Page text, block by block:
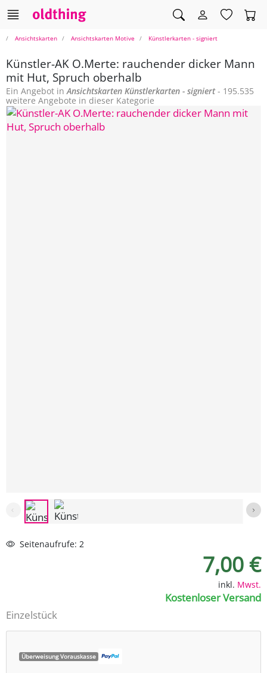
Ansichtskarten Ansichtskarten Motive Künstlerkarten - signiert
Künstler-AK O.Merte: rauchender dicker Mann
mit Hut, Spruch oberhalb
Ein Angebot inAnsichtskarten Künstlerkarten - signiert- 195.535
weitere Angebote in dieser Kategorie
Seitenaufrufe: 2
7,00 €
inkl. Mwst.
Kostenloser Versand
Einzelstück
Überweisung Vorauskasse